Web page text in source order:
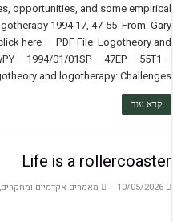
opportunities, and some empirical
1994 17, 47-55 From Gary
here – PDF File Logotheory and
– 1994/01/01SP – 47EP – 55T1 –
and logotherapy: Challenges, …
קרא עוד
Life is a rollercoaster
10/05/2026 מאמרים אקדמיים ומחקרים,